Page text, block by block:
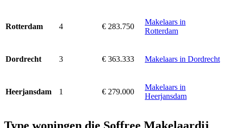
Rotterdam 4 € 283.750
Makelaars in
Rotterdam
Dordrecht 3 € 363.333 Makelaars in Dordrecht
Heerjansdam 1 € 279.000
Makelaars in
Heerjansdam